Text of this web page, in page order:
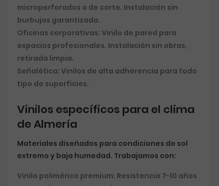
microperforados o de corte. Instalación sin
burbujas garantizada.
Oficinas corporativas: Vinilo de pared para
espacios profesionales. Instalación sin obras,
retirada limpia.
Señalética: Vinilos de alta adherencia para todo
tipo de superficies.
Vinilos específicos para el clima
de Almería
Materiales diseñados para condiciones de sol
extremo y baja humedad. Trabajamos con:
Vinilo polimérico premium: Resistencia 7-10 años